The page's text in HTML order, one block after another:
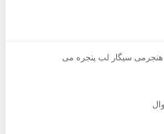
هنجرمی سیگار لب پنجره می